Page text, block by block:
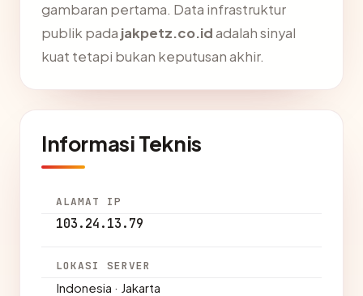
gambaran pertama. Data infrastruktur
publik pada jakpetz.co.idadalah sinyal
kuat tetapi bukan keputusan akhir.
Informasi Teknis
ALAMAT IP
103.24.13.79
LOKASI SERVER
Indonesia · Jakarta